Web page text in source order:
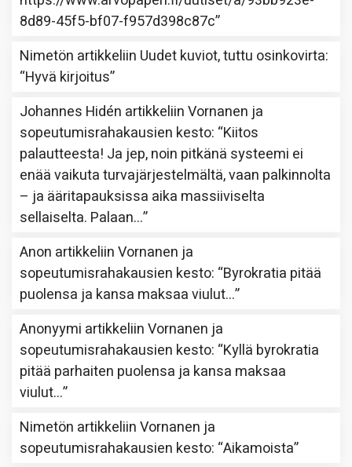
8d89-45f5-bf07-f957d398c87c”
Nimetön artikkeliin Uudet kuviot, tuttu osinkovirta:
“Hyvä kirjoitus”
Johannes Hidén artikkeliinVornanen ja
sopeutumisrahakausien kesto: “Kiitos
palautteesta! Ja jep, noin pitkänä systeemi ei
enää vaikuta turvajärjestelmältä, vaan palkinnolta
– ja ääritapauksissa aika massiiviselta
sellaiselta. Palaan…”
Anon artikkeliinVornanen ja
sopeutumisrahakausien kesto: “Byrokratia pitää
puolensa ja kansa maksaa viulut…”
Anonyymi artikkeliinVornanen ja
sopeutumisrahakausien kesto: “Kyllä byrokratia
pitää parhaiten puolensa ja kansa maksaa
viulut…”
Nimetön artikkeliinVornanen ja
sopeutumisrahakausien kesto: “Aikamoista”